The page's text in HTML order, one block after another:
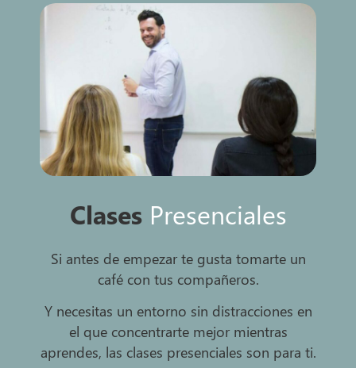
Clases Presenciales
Si antes de empezar te gusta tomarte un
café con tus compañeros.
Y necesitas un entorno sin distracciones en
el que concentrarte mejor mientras
aprendes, las clases presenciales son para ti.